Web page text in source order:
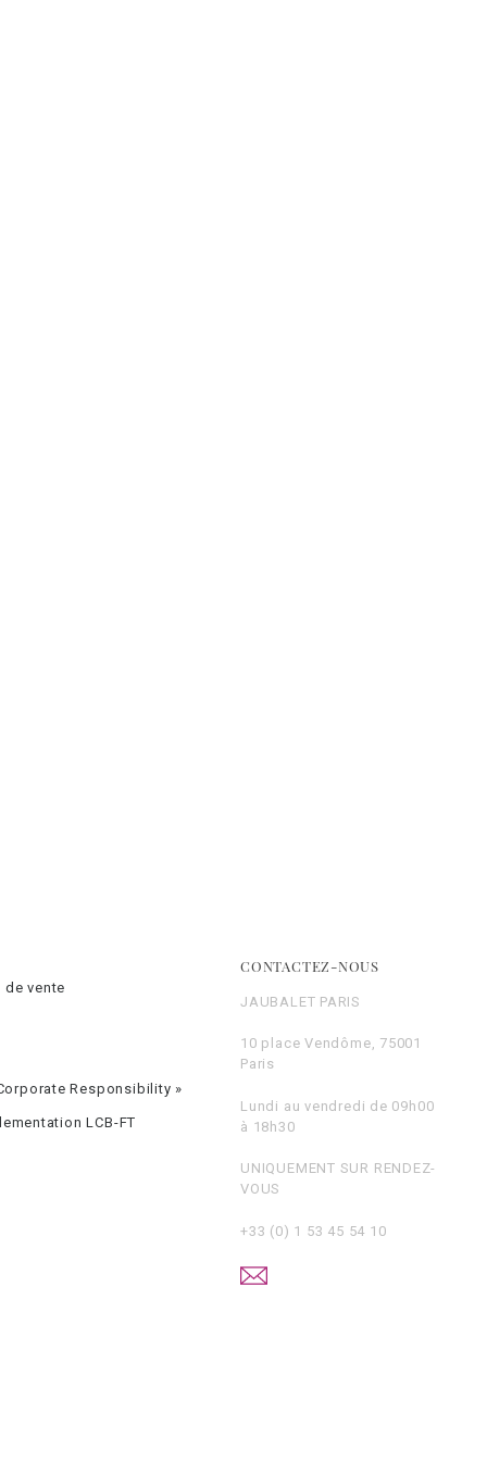
vente
Responsibility »
LCB-FT
CONTACTEZ-NOUS
JAUBALET PARIS
10 place Vendôme, 75001
Paris
Lundi au vendredi de 09h00
à 18h30
UNIQUEMENT SUR RENDEZ-
VOUS
+33 (0) 1 53 45 54 10